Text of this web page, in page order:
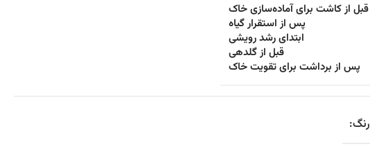
قبل از کاشت برای آماده‌سازی خاک
پس از استقرار گیاه
ابتدای رشد رویشی
قبل از گلدهی
پس از برداشت برای تقویت خاک
رنگ: